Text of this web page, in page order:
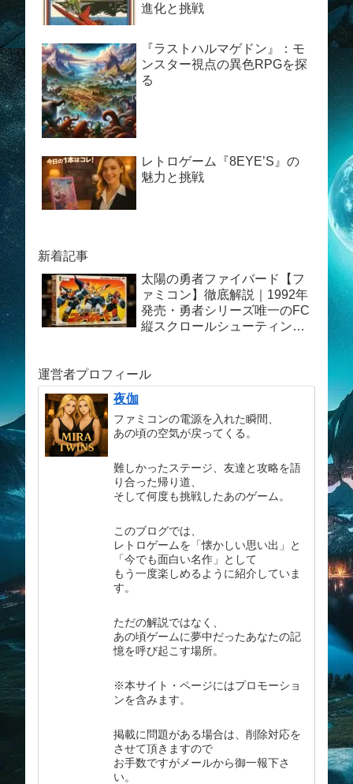
進化と挑戦
『ラストハルマゲドン』：モ
ンスター視点の異色RPGを探
る
レトロゲーム『8EYE’S』の
魅力と挑戦
新着記事
太陽の勇者ファイバード【フ
ァミコン】徹底解説｜1992年
発売・勇者シリーズ唯一のFC
縦スクロールシューティング
運営者プロフィール
夜伽
ファミコンの電源を入れた瞬間、
あの頃の空気が戻ってくる。
難しかったステージ、友達と攻略を語
り合った帰り道、
そして何度も挑戦したあのゲーム。
このブログでは、
レトロゲームを「懐かしい思い出」と
「今でも面白い名作」として
もう一度楽しめるように紹介していま
す。
ただの解説ではなく、
あの頃ゲームに夢中だったあなたの記
憶を呼び起こす場所。
※本サイト・ページにはプロモーショ
ンを含みます。
掲載に問題がある場合は、削除対応を
させて頂きますので
お手数ですがメールから御一報下さ
い。